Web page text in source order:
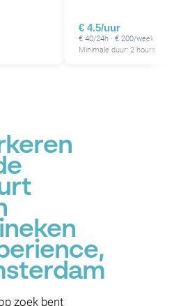
€ 4.5/uur
€ 40/24h · € 200/week
Minimale duur: 2 hours
zoek bent